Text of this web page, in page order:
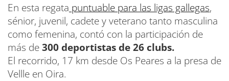
En esta regata puntuable para las ligas gallegas,
sénior, juvenil, cadete y veterano tanto masculina
como femenina, contó con la participación de
más de300 deportistas de 26 clubs.
El recorrido, 17 km desde Os Peares a la presa de
Vellle en Oira.